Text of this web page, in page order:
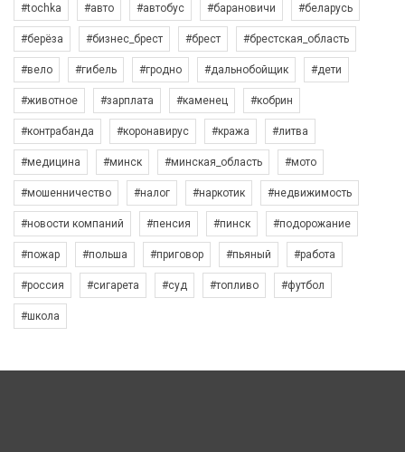
#tochka #авто #автобус #барановичи #беларусь
#берёза #бизнес_брест #брест #брестская_область
#вело #гибель #гродно #дальнобойщик #дети
#животное #зарплата #каменец #кобрин
#контрабанда #коронавирус #кража #литва
#медицина #минск #минская_область #мото
#мошенничество #налог #наркотик #недвижимость
#новости компаний #пенсия #пинск #подорожание
#пожар #польша #приговор #пьяный #работа
#россия #сигарета #суд #топливо #футбол
#школа